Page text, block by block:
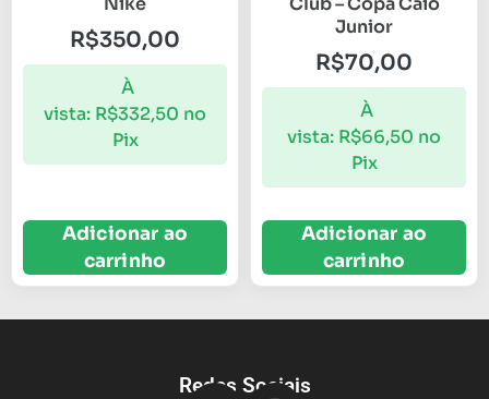
R$350,00
À
vista: R$332,50 no
Pix
Adicionar ao
carrinho
Junior
R$70,00
À
vista: R$66,50 no
Pix
Adicionar ao
carrinho
Redes Sociais